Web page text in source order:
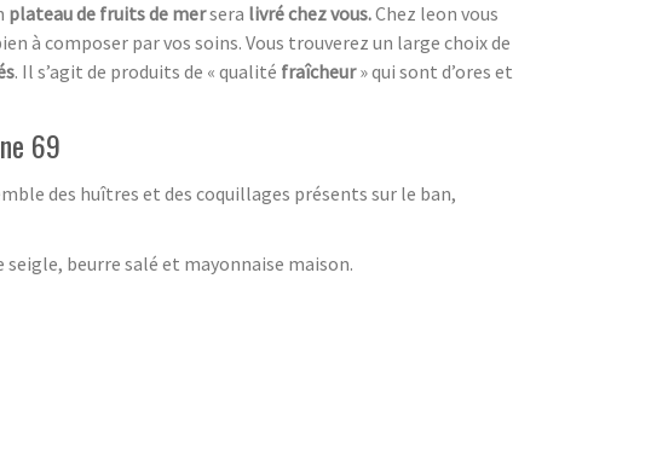
plateau de fruits de mersera livré chez vous.Chez leon vous
à composer par vos soins. Vous trouverez un large choix de
. Il s’agit de produits de « qualité fraîcheur» qui sont d’ores et
69
des huîtres et des coquillages présents sur le ban,
beurre salé et mayonnaise maison.